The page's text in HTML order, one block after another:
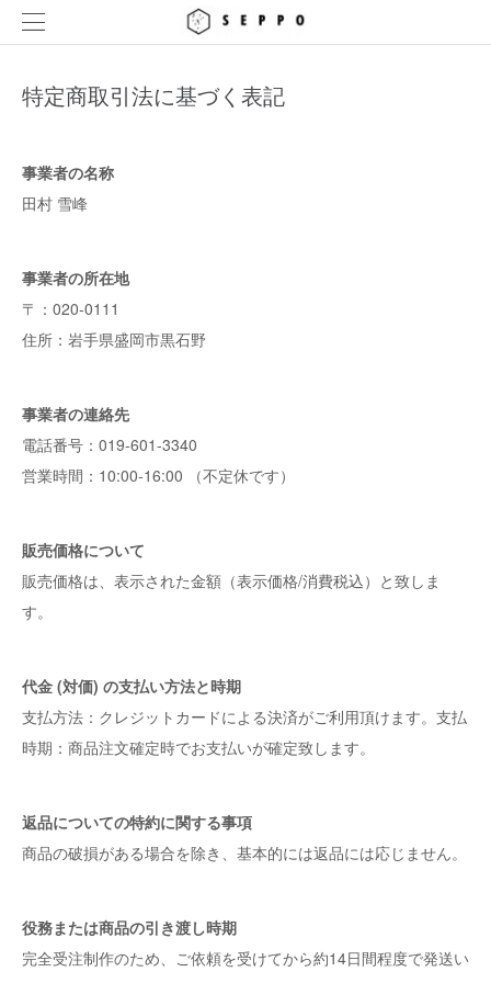
特定商取引法に基づく表記
事業者の名称
田村 雪峰
事業者の所在地
〒：020-0111
住所：岩手県盛岡市黒石野
事業者の連絡先
電話番号：019-601-3340
営業時間：10:00-16:00 （不定休です）
販売価格について
販売価格は、表示された金額（表示価格/消費税込）と致しま
す。
代金 (対価) の支払い方法と時期
支払方法：クレジットカードによる決済がご利用頂けます。支払
時期：商品注文確定時でお支払いが確定致します。
返品についての特約に関する事項
商品の破損がある場合を除き、基本的には返品には応じません。
役務または商品の引き渡し時期
完全受注制作のため、ご依頼を受けてから約14日間程度で発送い